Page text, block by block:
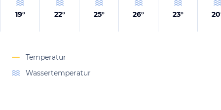
19° 22° 25° 26° 23° 20
Temperatur
Wassertemperatur